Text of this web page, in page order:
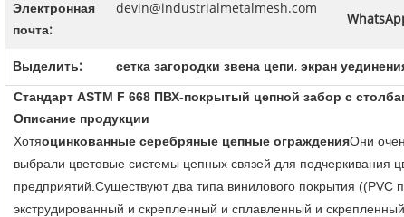
Электронная
почта:
devin@industrialmetalmesh.com
Выделить: сетка загородки звена цепи, экран
Стандарт ASTM F 668 ПВХ-покрытый цепной забор с
Описание продукции
Хотяоцинкованные серебряные цепные огражденияОни
выбрали цветовые системы цепных связей для подчеркивания
предприятий.Существуют два типа винилового покрытия ((PVC
экструдированный и скрепленный и сплавленный и